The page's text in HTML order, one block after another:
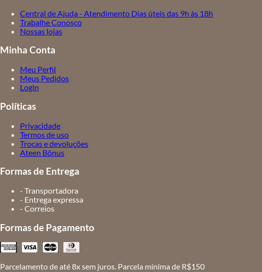
Central de Ajuda - Atendimento Dias úteis das 9h às 18h
Trabalhe Conosco
Nossas lojas
Minha Conta
Meu Perfil
Meus Pedidos
Login
Políticas
Privacidade
Termos de uso
Trocas e devoluções
Ateen Bônus
Formas de Entrega
- Transportadora
- Entrega expressa
- Correios
Formas de Pagamento
Parcelamento de até 8x sem juros. Parcela mínima de R$150